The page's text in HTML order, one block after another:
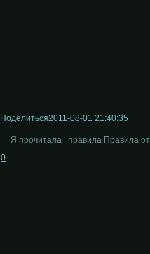
Поделиться2011-08-01 21:40:35
Я прочитала правила Правила
0